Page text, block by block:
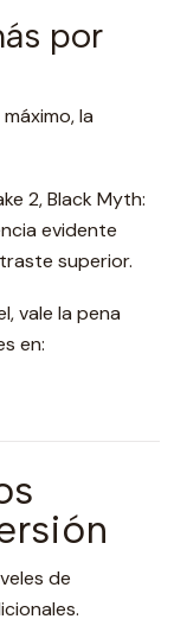
por
la
2, Black Myth:
evidente
superior.
vale la pena
en:
de